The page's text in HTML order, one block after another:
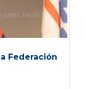
Federación